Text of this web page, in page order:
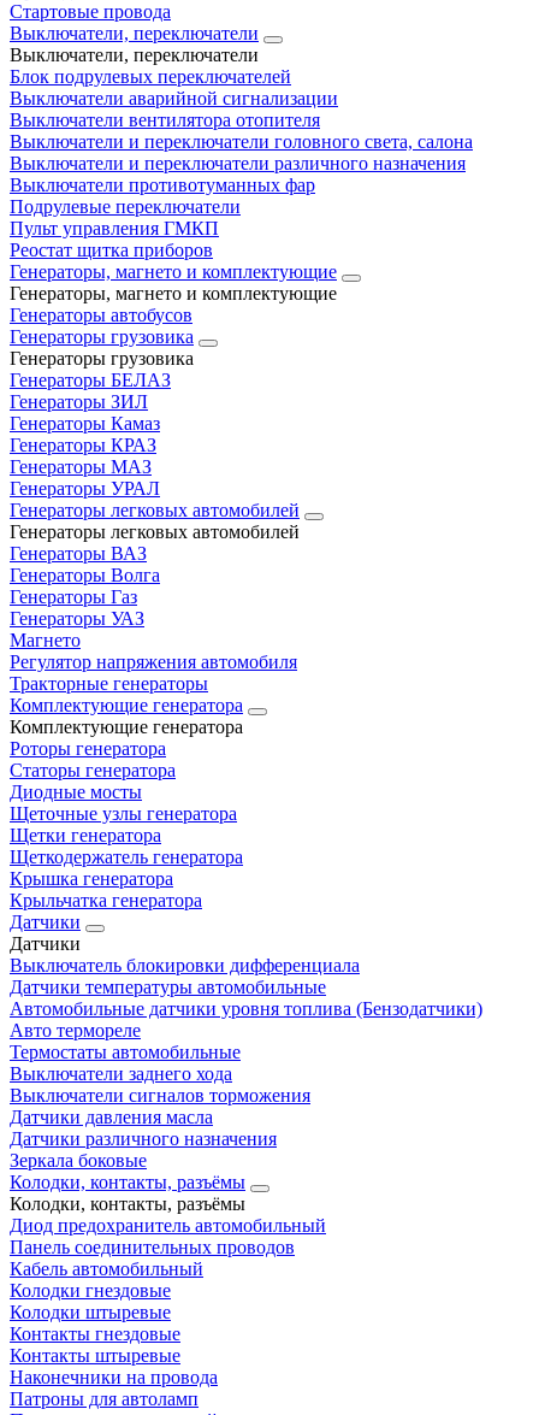
Стартовые провода
Выключатели, переключатели
Выключатели, переключатели
Блок подрулевых переключателей
Выключатели аварийной сигнализации
Выключатели вентилятора отопителя
Выключатели и переключатели головного света, салона
Выключатели и переключатели различного назначения
Выключатели противотуманных фар
Подрулевые переключатели
Пульт управления ГМКП
Реостат щитка приборов
Генераторы, магнето и комплектующие
Генераторы, магнето и комплектующие
Генераторы автобусов
Генераторы грузовика
Генераторы грузовика
Генераторы БЕЛАЗ
Генераторы ЗИЛ
Генераторы Камаз
Генераторы КРАЗ
Генераторы МАЗ
Генераторы УРАЛ
Генераторы легковых автомобилей
Генераторы легковых автомобилей
Генераторы ВАЗ
Генераторы Волга
Генераторы Газ
Генераторы УАЗ
Магнето
Регулятор напряжения автомобиля
Тракторные генераторы
Комплектующие генератора
Комплектующие генератора
Роторы генератора
Статоры генератора
Диодные мосты
Щеточные узлы генератора
Щетки генератора
Щеткодержатель генератора
Крышка генератора
Крыльчатка генератора
Датчики
Датчики
Выключатель блокировки дифференциала
Датчики температуры автомобильные
Автомобильные датчики уровня топлива (Бензодатчики)
Авто термореле
Термостаты автомобильные
Выключатели заднего хода
Выключатели сигналов торможения
Датчики давления масла
Датчики различного назначения
Зеркала боковые
Колодки, контакты, разъёмы
Колодки, контакты, разъёмы
Диод предохранитель автомобильный
Панель соединительных проводов
Кабель автомобильный
Колодки гнездовые
Колодки штыревые
Контакты гнездовые
Контакты штыревые
Наконечники на провода
Патроны для автоламп